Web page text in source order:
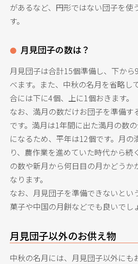
があるなど、円形ではない団子を使
す。
月見団子の数は？
月見団子は合計15個準備し、下か
べます。また、中秋の名月を省略し
合には下に4個、上に1個おきます。
なお、満月の数だけお団子を準備す
です。満月は1年間に出た満月の数
になるため、平年は12個です。月の
り、農作業を進めていた時代から続
の数や新月から何日目の月かどうか
なります。
なお、月見団子を準備できないとい
菓子や中国の月餅などでも良いでし
月見団子以外のお供え物
中秋の名月には、月見団子以外にも